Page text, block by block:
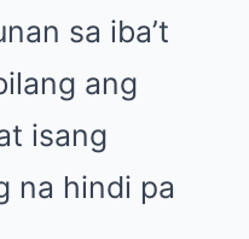
sa iba’t
ang
isang
na hindi pa